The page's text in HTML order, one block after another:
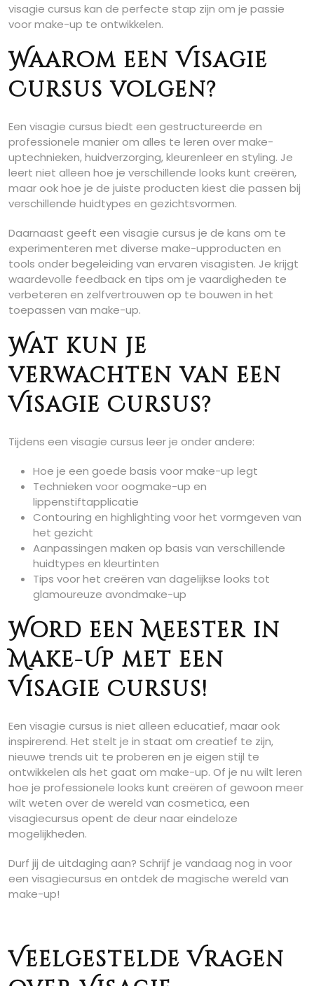
visagie cursus kan de perfecte stap zijn om je passie
voor make-up te ontwikkelen.
Waarom een Visagie
Cursus volgen?
Een visagie cursus biedt een gestructureerde en
professionele manier om alles te leren over make-
uptechnieken, huidverzorging, kleurenleer en styling. Je
leert niet alleen hoe je verschillende looks kunt creëren,
maar ook hoe je de juiste producten kiest die passen bij
verschillende huidtypes en gezichtsvormen.
Daarnaast geeft een visagie cursus je de kans om te
experimenteren met diverse make-upproducten en
tools onder begeleiding van ervaren visagisten. Je krijgt
waardevolle feedback en tips om je vaardigheden te
verbeteren en zelfvertrouwen op te bouwen in het
toepassen van make-up.
Wat kun je
verwachten van een
Visagie Cursus?
Tijdens een visagie cursus leer je onder andere:
Hoe je een goede basis voor make-up legt
Technieken voor oogmake-up en
lippenstiftapplicatie
Contouring en highlighting voor het vormgeven van
het gezicht
Aanpassingen maken op basis van verschillende
huidtypes en kleurtinten
Tips voor het creëren van dagelijkse looks tot
glamoureuze avondmake-up
Word een Meester in
Make-Up met een
Visagie Cursus!
Een visagie cursus is niet alleen educatief, maar ook
inspirerend. Het stelt je in staat om creatief te zijn,
nieuwe trends uit te proberen en je eigen stijl te
ontwikkelen als het gaat om make-up. Of je nu wilt leren
hoe je professionele looks kunt creëren of gewoon meer
wilt weten over de wereld van cosmetica, een
visagiecursus opent de deur naar eindeloze
mogelijkheden.
Durf jij de uitdaging aan? Schrijf je vandaag nog in voor
een visagiecursus en ontdek de magische wereld van
make-up!
Veelgestelde Vragen